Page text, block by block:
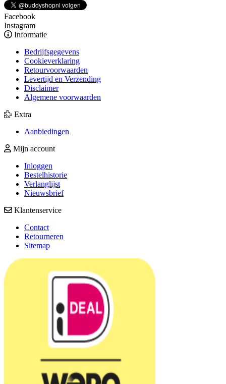
Facebook
Instagram
Informatie
Bedrijfsgegevens
Cookieverklaring
Retourvoorwaarden
Levertijd en Verzending
Disclaimer
Algemene voorwaarden
Extra
Aanbiedingen
Mijn account
Inloggen
Bestelhistorie
Verlanglijst
Nieuwsbrief
Klantenservice
Contact
Retourneren
Sitemap